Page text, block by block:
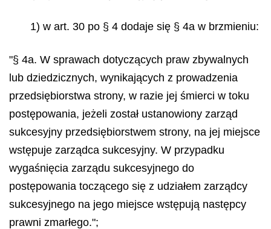
1) w art. 30 po § 4 dodaje się § 4a w brzmieniu:
"§ 4a. W sprawach dotyczących praw zbywalnych
lub dziedzicznych, wynikających z prowadzenia
przedsiębiorstwa strony, w razie jej śmierci w toku
postępowania, jeżeli został ustanowiony zarząd
sukcesyjny przedsiębiorstwem strony, na jej miejsce
wstępuje zarządca sukcesyjny. W przypadku
wygaśnięcia zarządu sukcesyjnego do
postępowania toczącego się z udziałem zarządcy
sukcesyjnego na jego miejsce wstępują następcy
prawni zmarłego.";